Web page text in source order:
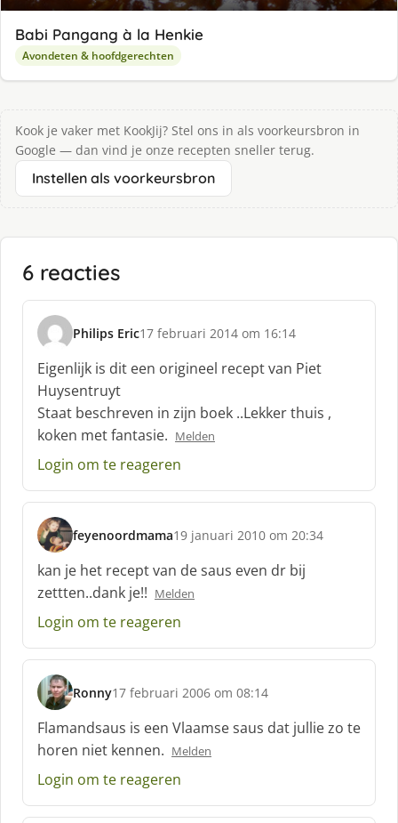
Babi Pangang à la Henkie
Avondeten & hoofdgerechten
Kook je vaker met KookJij? Stel ons in als voorkeursbron in
Google — dan vind je onze recepten sneller terug.
Instellen als voorkeursbron
6 reacties
Philips Eric
s
c
h
r
e
e
:
17 februari 2014 om 16:14
Eigenlijk is dit een origineel recept van Piet
Huysentruyt
Staat beschreven in zijn boek ..Lekker thuis ,
koken met fantasie. Melden
Login om te reageren
feyenoordmama
s
c
h
r
e
f
19 januari 2010 om 20:34
kan je het recept van de saus even dr bij
zettten..dank je!! Melden
Login om te reageren
Ronny
s
c
h
r
e
f
17 februari 2006 om 08:14
Flamandsaus is een Vlaamse saus dat jullie zo te
horen niet kennen. Melden
Login om te reageren